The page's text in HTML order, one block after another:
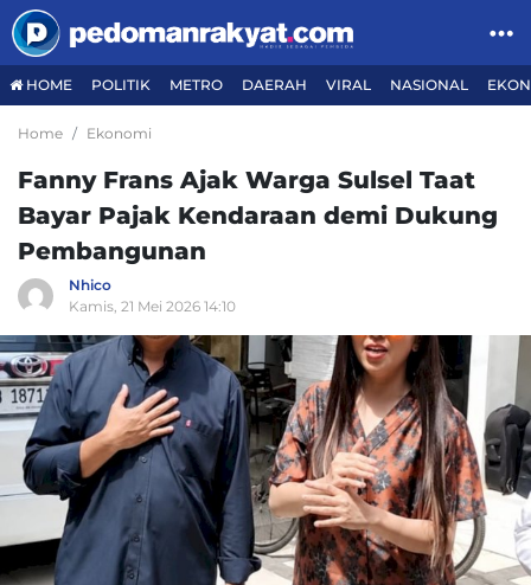
HOME POLITIK METRO DAERAH VIRAL NASIONAL
Home Ekonomi
Fanny Frans Ajak Warga Sulsel Taat
Bayar Pajak Kendaraan demi Dukung
Pembangunan
Nhico
Kamis, 21 Mei 2026 14:10